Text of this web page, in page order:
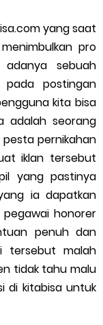
yang saat
pro
sebuah
pada postingan
kita bisa
adalah seorang
pernikahan
iklan tersebut
yang pastinya
ia dapatkan
pegawai honorer
penuh dan
tersebut malah
tidak tahu malu
di kitabisa untuk